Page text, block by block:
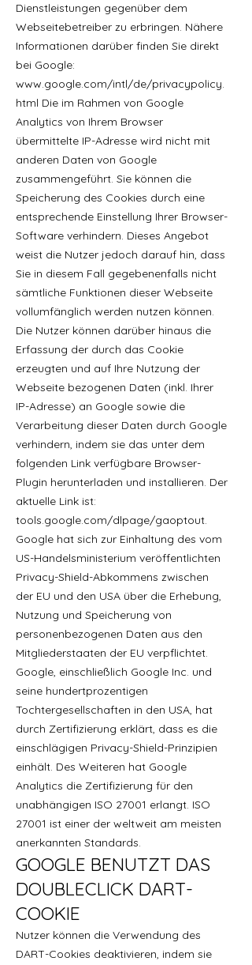
Dienstleistungen gegenüber dem
Webseitebetreiber zu erbringen. Nähere
Informationen darüber finden Sie direkt
bei Google:
www.google.com/intl/de/privacypolicy.
html Die im Rahmen von Google
Analytics von Ihrem Browser
übermittelte IP-Adresse wird nicht mit
anderen Daten von Google
zusammengeführt. Sie können die
Speicherung des Cookies durch eine
entsprechende Einstellung Ihrer Browser-
Software verhindern. Dieses Angebot
weist die Nutzer jedoch darauf hin, dass
Sie in diesem Fall gegebenenfalls nicht
sämtliche Funktionen dieser Webseite
vollumfänglich werden nutzen können.
Die Nutzer können darüber hinaus die
Erfassung der durch das Cookie
erzeugten und auf Ihre Nutzung der
Webseite bezogenen Daten (inkl. Ihrer
IP-Adresse) an Google sowie die
Verarbeitung dieser Daten durch Google
verhindern, indem sie das unter dem
folgenden Link verfügbare Browser-
Plugin herunterladen und installieren. Der
aktuelle Link ist:
tools.google.com/dlpage/gaoptout.
Google hat sich zur Einhaltung des vom
US-Handelsministerium veröffentlichten
Privacy-Shield-Abkommens zwischen
der EU und den USA über die Erhebung,
Nutzung und Speicherung von
personenbezogenen Daten aus den
Mitgliederstaaten der EU verpflichtet.
Google, einschließlich Google Inc. und
seine hundertprozentigen
Tochtergesellschaften in den USA, hat
durch Zertifizierung erklärt, dass es die
einschlägigen Privacy-Shield-Prinzipien
einhält. Des Weiteren hat Google
Analytics die Zertifizierung für den
unabhängigen ISO 27001 erlangt. ISO
27001 ist einer der weltweit am meisten
anerkannten Standards.
GOOGLE BENUTZT DAS
DOUBLECLICK DART-
COOKIE
Nutzer können die Verwendung des
DART-Cookies deaktivieren, indem sie